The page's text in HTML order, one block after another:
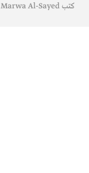
كتب Marwa Al-Sayed